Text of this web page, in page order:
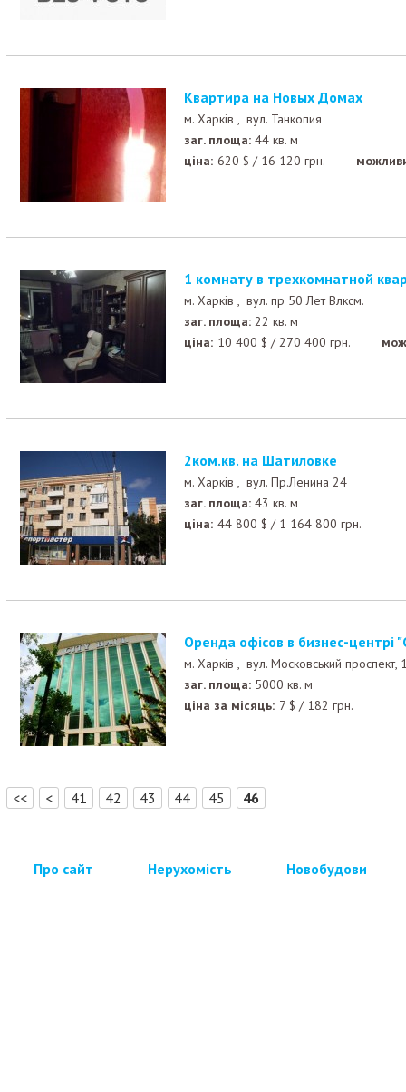
Квартира на Новых Домах
м. Харків , вул. Танкопия
заг. площа: 44 кв. м
ціна: 620 $ / 16 120 грн.
1 комнату в трехкомнатной
м. Харків , вул. пр 50 Лет Влксм.
заг. площа: 22 кв. м
ціна: 10 400 $ /270 400 грн.
2ком.кв. на Шатиловке
м. Харків , вул. Пр.Ленина 24
заг. площа: 43 кв. м
ціна: 44 800 $ / 1 164 800 грн.
Оренда офісов в бизнес-центрі
м. Харків , вул. Московський проспект,
заг. площа: 5000 кв. м
ціна за місяць: 7 $ / 182 грн.
<< < 41 42 43 44 45 46
Про сайт Нерухомість Новобудови